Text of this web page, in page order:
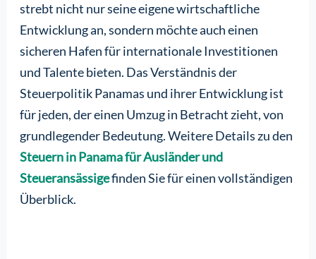
strebt nicht nur seine eigene wirtschaftliche
Entwicklung an, sondern möchte auch einen
sicheren Hafen für internationale Investitionen
und Talente bieten. Das Verständnis der
Steuerpolitik Panamas und ihrer Entwicklung ist
für jeden, der einen Umzug in Betracht zieht, von
grundlegender Bedeutung. Weitere Details zu den
Steuern in Panama für Ausländer und
Steueransässigefinden Sie für einen vollständigen
Überblick.